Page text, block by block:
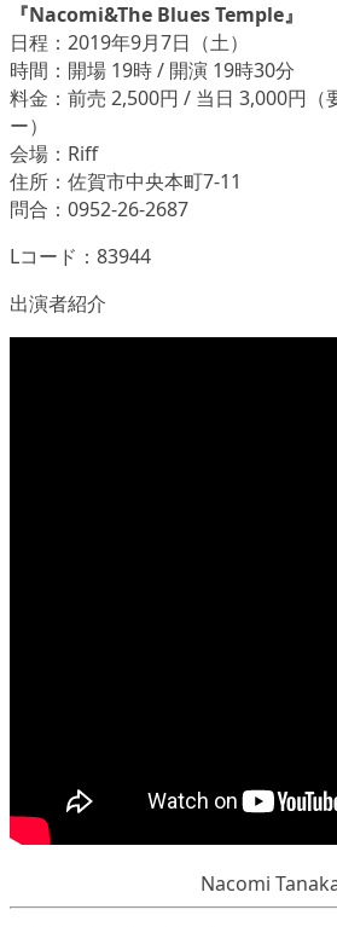
『Nacomi&The Blues Temple』
日程：2019年9月7日（土）
時間：開場 19時 / 開演 19時30分
料金：前売 2,500円 / 当日 3,000円（
ー）
会場：Riff
住所：佐賀市中央本町7-11
問合：0952-26-2687
Lコード：83944
出演者紹介
Nacomi